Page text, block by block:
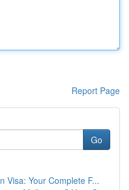
Report Page
Go
Visa: Your Complete F...